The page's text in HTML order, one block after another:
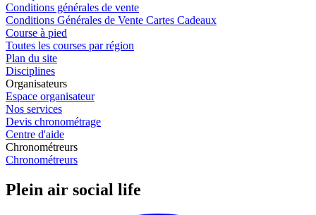
Conditions générales de vente
Conditions Générales de Vente Cartes Cadeaux
Course à pied
Toutes les courses par région
Plan du site
Disciplines
Organisateurs
Espace organisateur
Nos services
Devis chronométrage
Centre d'aide
Chronométreurs
Chronométreurs
Plein air social life